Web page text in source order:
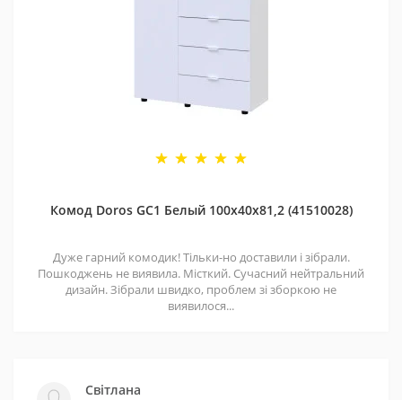
Комод Doros GС1 Белый 100х40х81,2 (41510028)
Дуже гарний комодик! Тільки-но доставили і зібрали.
Пошкоджень не виявила. Місткий. Сучасний нейтральний
дизайн. Зібрали швидко, проблем зі зборкою не
виявилося...
Світлана